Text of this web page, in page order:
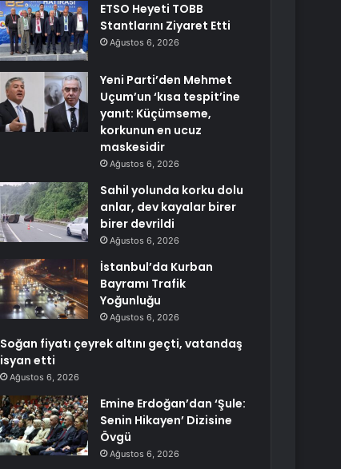
ETSO Heyeti TOBB
Stantlarını Ziyaret Etti
Ağustos 6, 2026
Yeni Parti’den Mehmet
Uçum’un ‘kısa tespit’ine
yanıt: Küçümseme,
korkunun en ucuz
maskesidir
Ağustos 6, 2026
Sahil yolunda korku dolu
anlar, dev kayalar birer
birer devrildi
Ağustos 6, 2026
İstanbul’da Kurban
Bayramı Trafik
Yoğunluğu
Ağustos 6, 2026
Soğan fiyatı çeyrek altını geçti, vatandaş
isyan etti
Ağustos 6, 2026
Emine Erdoğan’dan ‘Şule:
Senin Hikayen’ Dizisine
Övgü
Ağustos 6, 2026